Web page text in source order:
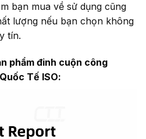
bạn mua về sử dụng cũng
lượng nếu bạn chọn không
tín.
phẩm đinh cuộn công
Tế ISO: